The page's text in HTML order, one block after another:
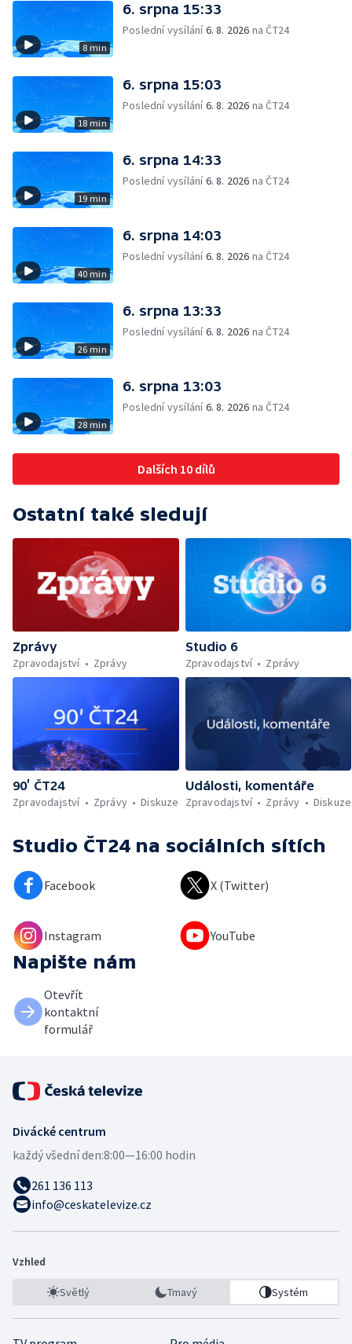
8 min
6. srpna 15:33
Poslední vysílání6. 8. 2026 na ČT24
18 min
6. srpna 15:03
Poslední vysílání6. 8. 2026 na ČT24
19 min
6. srpna 14:33
Poslední vysílání6. 8. 2026 na ČT24
40 min
6. srpna 14:03
Poslední vysílání6. 8. 2026 na ČT24
26 min
6. srpna 13:33
Poslední vysílání6. 8. 2026 na ČT24
28 min
6. srpna 13:03
Poslední vysílání6. 8. 2026 na ČT24
Dalších 10 dílů
Ostatní také sledují
Zprávy
Zpravodajství
Zprávy
Studio 6
Zpravodajství
Zprávy
90’ ČT24
Zpravodajství
Zprávy Diskuze
Události, komentáře
Zpravodajství
Zprávy Diskuze
Studio ČT24 na sociálních sítích
Facebook X (Twitter)
Instagram YouTube
Napište nám
Otevřít
kontaktní
formulář
Divácké centrum
každý všední den:8:00—16:00 hodin
261 136 113
info@ceskatelevize.cz
Vzhled
Světlý Tmavý Systém